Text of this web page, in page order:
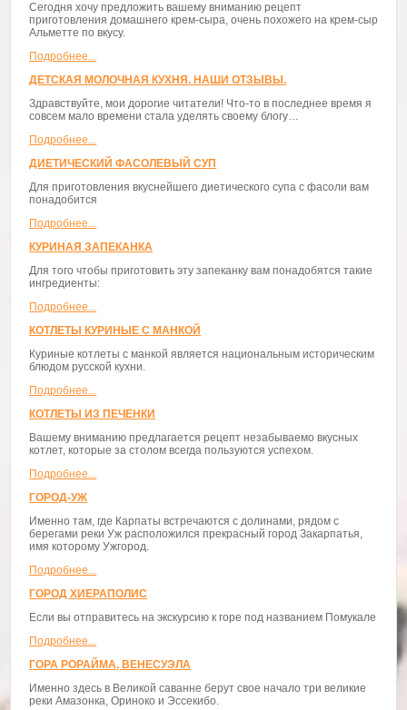
Сегодня хочу предложить вашему вниманию рецепт
приготовления домашнего крем-сыра, очень похожего на крем-сыр
Альметте по вкусу.
Подробнее...
ДЕТСКАЯ МОЛОЧНАЯ КУХНЯ. НАШИ ОТЗЫВЫ.
Здравствуйте, мои дорогие читатели! Что-то в последнее время я
совсем мало времени стала уделять своему блогу…
Подробнее...
ДИЕТИЧЕСКИЙ ФАСОЛЕВЫЙ СУП
Для приготовления вкуснейшего диетического супа с фасоли вам
понадобится
Подробнее...
КУРИНАЯ ЗАПЕКАНКА
Для того чтобы приготовить эту запеканку вам понадобятся такие
ингредиенты:
Подробнее...
КОТЛЕТЫ КУРИНЫЕ С МАНКОЙ
Куриные котлеты с манкой является национальным историческим
блюдом русской кухни.
Подробнее...
КОТЛЕТЫ ИЗ ПЕЧЕНКИ
Вашему вниманию предлагается рецепт незабываемо вкусных
котлет, которые за столом всегда пользуются успехом.
Подробнее...
ГОРОД-УЖ
Именно там, где Карпаты встречаются с долинами, рядом с
берегами реки Уж расположился прекрасный город Закарпатья,
имя которому Ужгород.
Подробнее...
ГОРОД ХИЕРАПОЛИС
Если вы отправитесь на экскурсию к горе под названием Помукале
Подробнее...
ГОРА РОРАЙМА, ВЕНЕСУЭЛА
Именно здесь в Великой саванне берут свое начало три великие
реки Амазонка, Ориноко и Эссекибо.